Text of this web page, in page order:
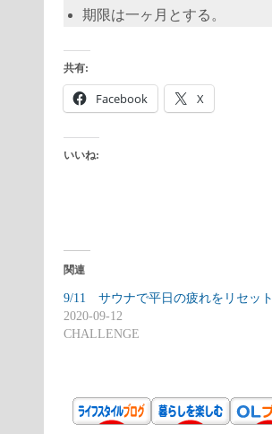
期限は一ヶ月とする。
共有:
Facebook X
いいね:
関連
9/11 サウナで平日の疲れをリセット
2020-09-12
CHALLENGE